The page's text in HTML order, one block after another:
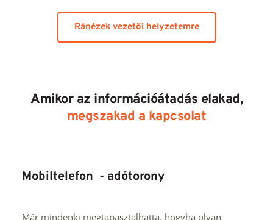
Ránézek vezetői helyzetemre
Amikor az információátadás elakad,
megszakad a kapcsolat
Mobiltelefon  - adótorony
Már mindenki megtapasztalhatta, hogyha olyan